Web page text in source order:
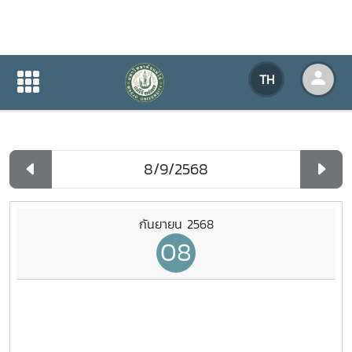
TH
ปฏิทินกิจกรรมของหน่วยงาน
ปฏิทินกิจกรรมของหน่วยงาน
กันยายน 2568
08